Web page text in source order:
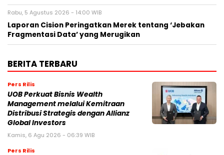
Rabu, 5 Agustus 2026 - 14:00 WIB
Laporan Cision Peringatkan Merek tentang ‘Jebakan
Fragmentasi Data’ yang Merugikan
BERITA TERBARU
Pers Rilis
UOB Perkuat Bisnis Wealth
Management melalui Kemitraan
Distribusi Strategis dengan Allianz
Global Investors
Kamis, 6 Agu 2026 - 06:39 WIB
Pers Rilis